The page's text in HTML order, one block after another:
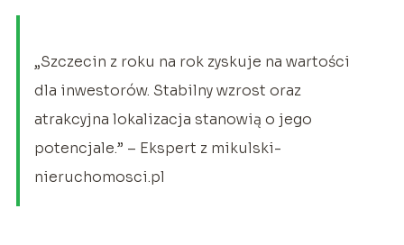
„Szczecin z roku na rok zyskuje na wartości
dla inwestorów. Stabilny wzrost oraz
atrakcyjna lokalizacja stanowią o jego
potencjale.” – Ekspert z mikulski-
nieruchomosci.pl